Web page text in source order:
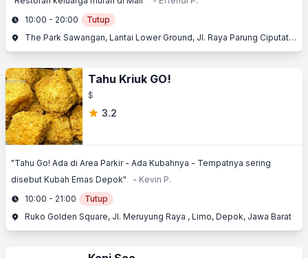
10:00 - 20:00
Tutup
The Park Sawangan, Lantai Lower Ground, Jl. Raya Parung Ciputat No. 1, Bojongsari, Depok, Jawa Barat
Tahu Kriuk GO!
$
3.2
"Tahu Go! Ada di Area Parkir - Ada Kubahnya - Tempatnya sering
disebut Kubah Emas Depok"
- Kevin P.
10:00 - 21:00
Tutup
Ruko Golden Square, Jl. Meruyung Raya , Limo, Depok, Jawa Barat